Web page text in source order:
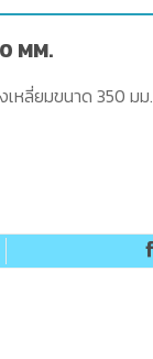
MM.
หลี่ยมขนาด 350 มม.